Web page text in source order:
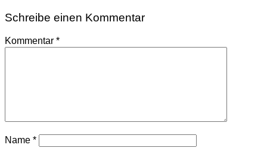
Schreibe einen Kommentar
Kommentar *
Name *